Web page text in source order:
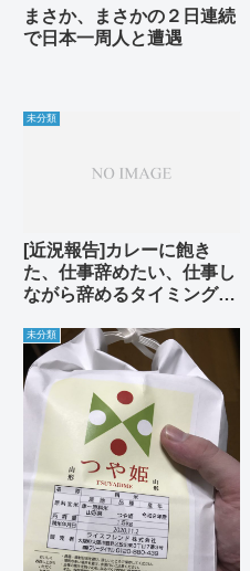
まさか、まさかの２日連続
で日本一周人と遭遇
未分類
[近況報告]カレーに飽き
た、仕事辞めたい、仕事し
ながら辞めるタイミングば
未分類